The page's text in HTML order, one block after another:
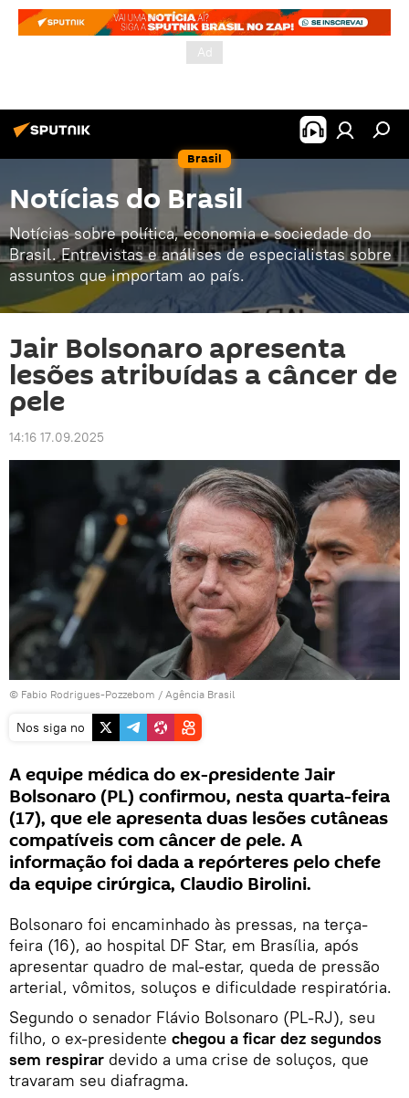
Brasil
Notícias do Brasil
Notícias sobre política, economia e sociedade do
Brasil. Entrevistas e análises de especialistas sobre
assuntos que importam ao país.
Jair Bolsonaro apresenta
lesões atribuídas a câncer de
pele
14:16 17.09.2025
© Fabio Rodrigues-Pozzebom / Agência Brasil
Nos siga no
A equipe médica do ex-presidente Jair
Bolsonaro (PL) confirmou, nesta quarta-feira
(17), que ele apresenta duas lesões cutâneas
compatíveis com câncer de pele. A
informação foi dada a repórteres pelo chefe
da equipe cirúrgica, Claudio Birolini.
Bolsonaro foi encaminhado às pressas, na terça-
feira (16), ao hospital DF Star, em Brasília, após
apresentar quadro de mal-estar, queda de pressão
arterial, vômitos, soluços e dificuldade respiratória.
Segundo o senador Flávio Bolsonaro (PL-RJ), seu
filho, o ex-presidente chegou a ficar dez segundos
sem respirar devido a uma crise de soluços, que
travaram seu diafragma.